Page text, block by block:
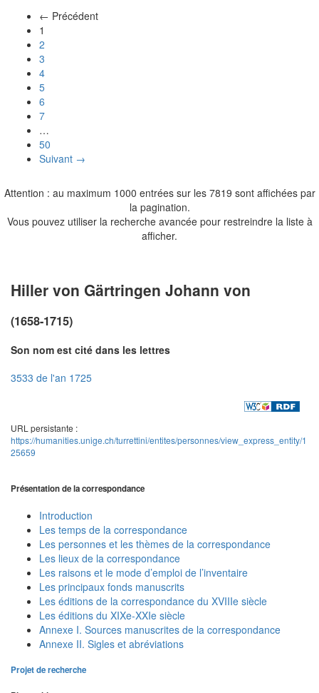
← Précédent
1
2
3
4
5
6
7
…
50
Suivant →
Attention : au maximum 1000 entrées sur les 7819 sont affichées par
la pagination.
Vous pouvez utiliser la recherche avancée pour restreindre la liste à
afficher.
Hiller von Gärtringen Johann von
(1658-1715)
Son nom est cité dans les lettres
3533 de l'an 1725
URL persistante :
https://humanities.unige.ch/turrettini/entites/personnes/view_express_entity/1
25659
Présentation de la correspondance
Introduction
Les temps de la correspondance
Les personnes et les thèmes de la correspondance
Les lieux de la correspondance
Les raisons et le mode d’emploi de l’inventaire
Les principaux fonds manuscrits
Les éditions de la correspondance du XVIIIe siècle
Les éditions du XIXe-XXIe siècle
Annexe I. Sources manuscrites de la correspondance
Annexe II. Sigles et abréviations
Projet de recherche